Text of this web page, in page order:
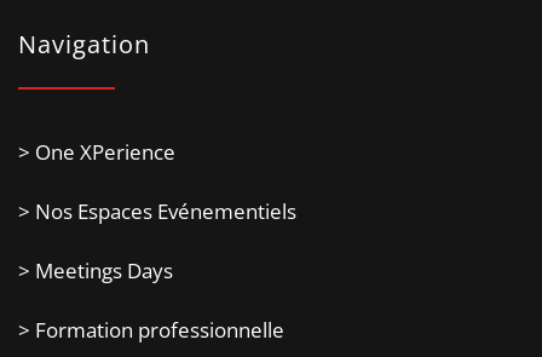
Navigation
> One XPerience
> Nos Espaces Evénementiels
> Meetings Days
> Formation professionnelle